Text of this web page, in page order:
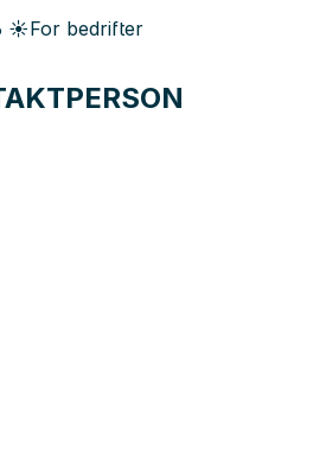
☀️For bedrifter